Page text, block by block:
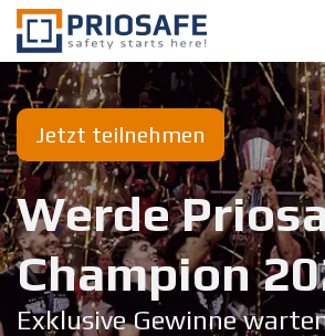
Zum Inhalt springen
Jetzt teilnehmen
Werde
Champion
Exklusive Gewinne